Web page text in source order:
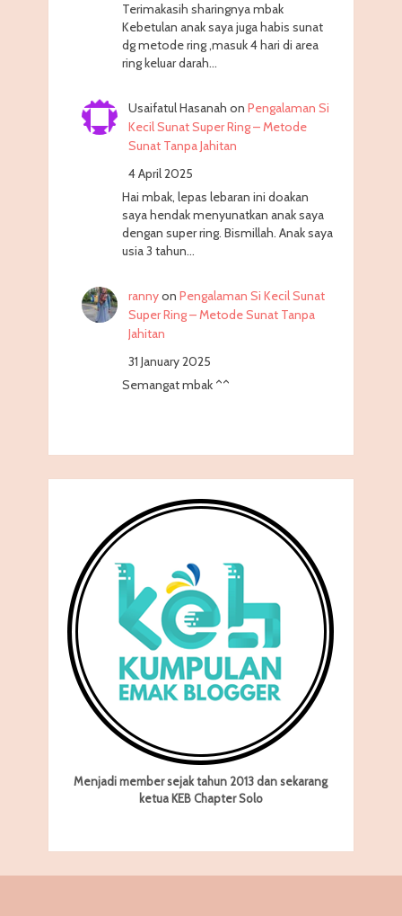
Terimakasih sharingnya mbak
Kebetulan anak saya juga habis sunat
dg metode ring ,masuk 4 hari di area
ring keluar darah…
Usaifatul Hasanah on Pengalaman Si
Kecil Sunat Super Ring – Metode
Sunat Tanpa Jahitan
4 April 2025
Hai mbak, lepas lebaran ini doakan
saya hendak menyunatkan anak saya
dengan super ring. Bismillah. Anak saya
usia 3 tahun…
rannyon Pengalaman Si Kecil Sunat
Super Ring – Metode Sunat Tanpa
Jahitan
31 January 2025
Semangat mbak ^^
Menjadi member sejak tahun 2013 dan sekarang
ketua KEB Chapter Solo